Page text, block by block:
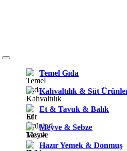
Temel Gıda
Kahvaltılık & Süt
Et & Tavuk & Balık
Meyve & Sebze
Hazır Yemek & Donmuş